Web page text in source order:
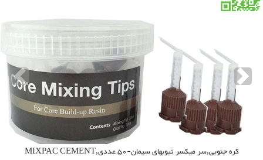
کره جنوبی,سر میکسر تیوبهای سیمان-50 عددی,MIXPAC CEMENT
Next